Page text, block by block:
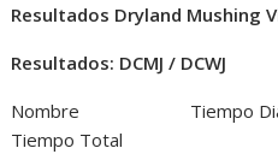
Resultados Dryland Mushing
Resultados: DCMJ / DCWJ
Nombre Tiempo
Tiempo Total